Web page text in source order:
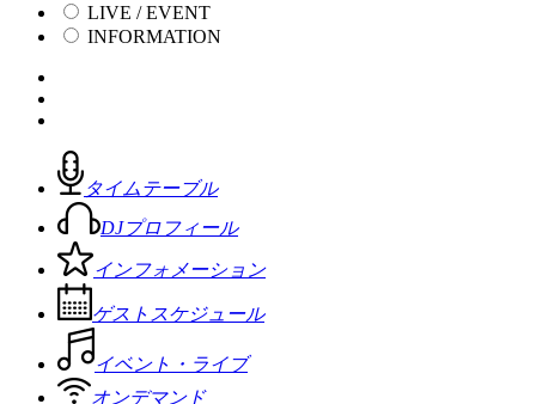
LIVE / EVENT
INFORMATION
タイムテーブル
DJプロフィール
インフォメーション
ゲストスケジュール
イベント・ライブ
オンデマンド